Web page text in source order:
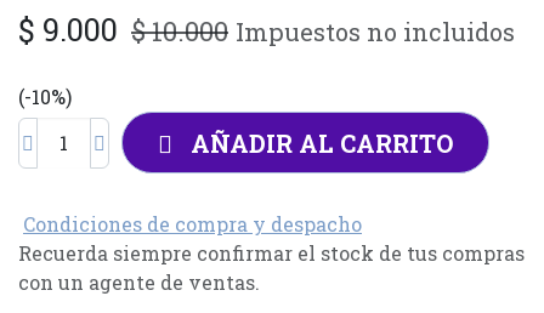
$ 9.000 $10.000 Impuestos no incluidos
(-10%)
AÑADIR AL CARRITO
Condiciones de compra y despacho
Recuerda siempre confirmar el stock de tus compras
con un agente de ventas.